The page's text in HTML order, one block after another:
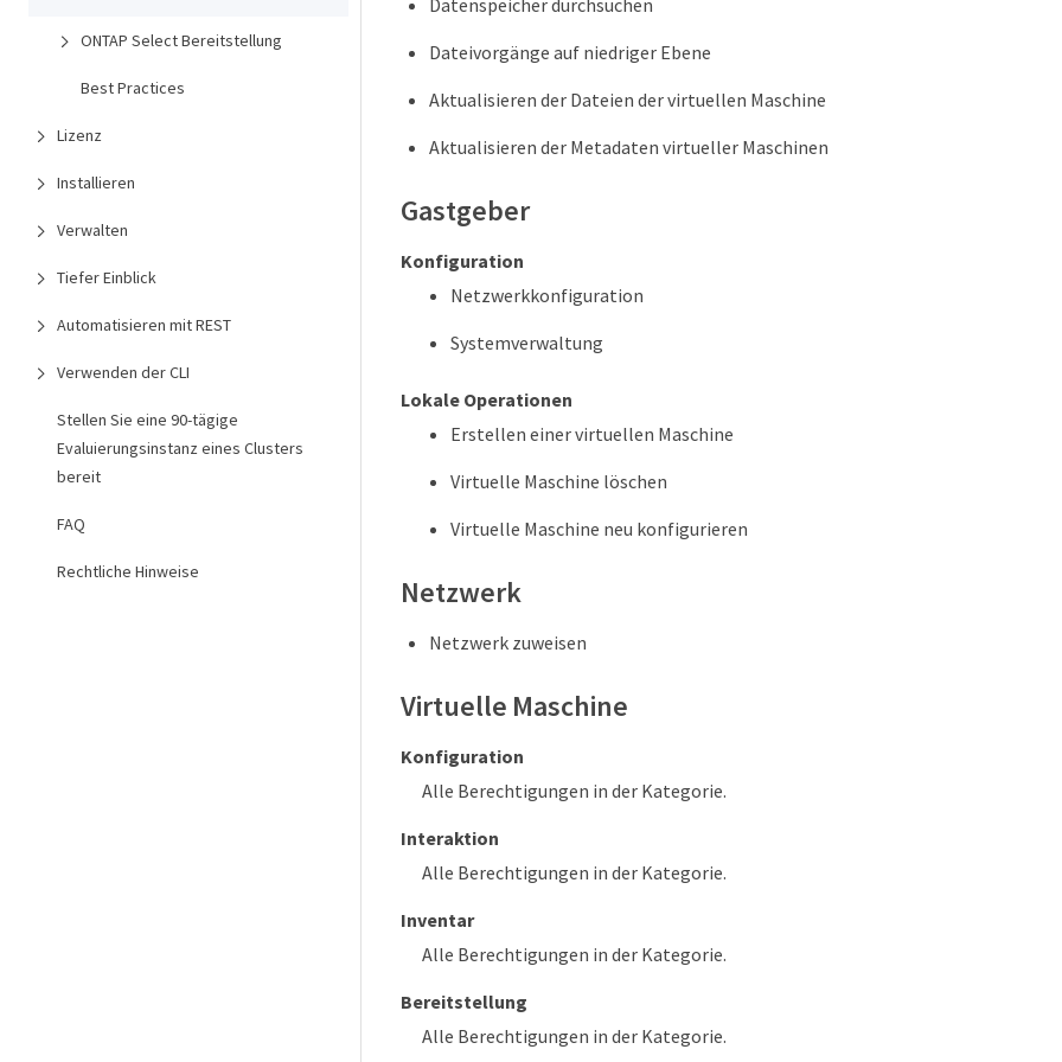
ONTAP Select Bereitstellung
Best Practices
Lizenz
Installieren
Verwalten
Tiefer Einblick
Automatisieren mit REST
Verwenden der CLI
Stellen Sie eine 90-tägige
Evaluierungsinstanz eines Clusters
bereit
FAQ
Rechtliche Hinweise
Datenspeicher durchsuchen
Dateivorgänge auf niedriger Ebene
Aktualisieren der Dateien der virtuellen Maschine
Aktualisieren der Metadaten virtueller Maschinen
Gastgeber
Konfiguration
Netzwerkkonfiguration
Systemverwaltung
Lokale Operationen
Erstellen einer virtuellen Maschine
Virtuelle Maschine löschen
Virtuelle Maschine neu konfigurieren
Netzwerk
Netzwerk zuweisen
Virtuelle Maschine
Konfiguration
Alle Berechtigungen in der Kategorie.
Interaktion
Alle Berechtigungen in der Kategorie.
Inventar
Alle Berechtigungen in der Kategorie.
Bereitstellung
Alle Berechtigungen in der Kategorie.